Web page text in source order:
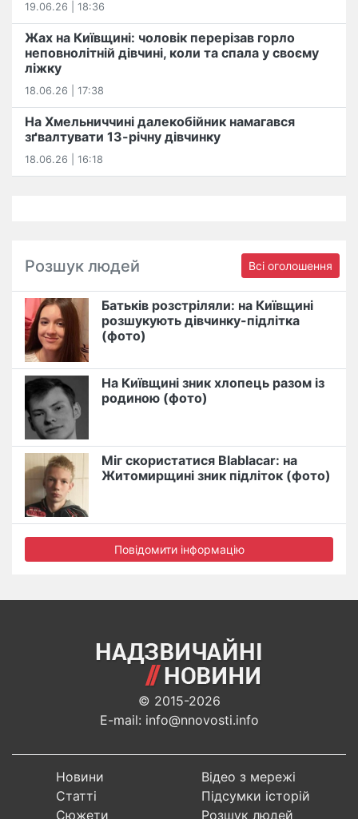
19.06.26 | 18:36
Жах на Київщині: чоловік перерізав горло
неповнолітній дівчині, коли та спала у своєму
ліжку
18.06.26 | 17:38
На Хмельниччині далекобійник намагався
зґвалтувати 13-річну дівчинку
18.06.26 | 16:18
Розшук людей Всі оголошення
Батьків розстріляли: на Київщині
розшукують дівчинку-підлітка
(фото)
На Київщині зник хлопець разом із
родиною (фото)
Міг скористатися Blablacar: на
Житомирщині зник підліток (фото)
Повідомити інформацію
© 2015-2026
E-mail: info@nnovosti.info
Новини
Статті
Сюжети
Відео з мережі
Підсумки історій
Розшук людей